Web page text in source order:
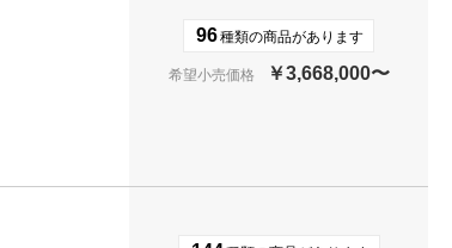
96種類の商品があります
希望小売価格 ￥3,668,000〜